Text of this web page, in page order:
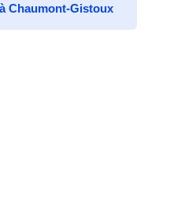
Chaumont-Gistoux